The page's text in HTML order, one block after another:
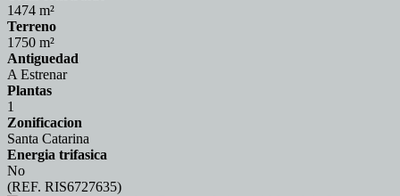
1474 m²
Terreno
1750 m²
Antiguedad
A Estrenar
Plantas
1
Zonificacion
Santa Catarina
Energia trifasica
No
(REF. RIS6727635)